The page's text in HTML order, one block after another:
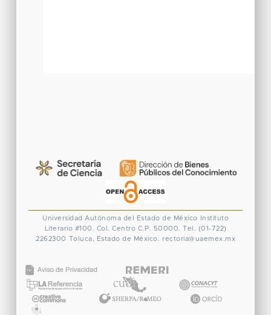
Universidad Autónoma del Estado de México
Instituto
Literario #100. Col. Centro C.P. 50000. Tel. (01-722)
2262300 Toluca, Estado de México. rectoria@uaemex.mx